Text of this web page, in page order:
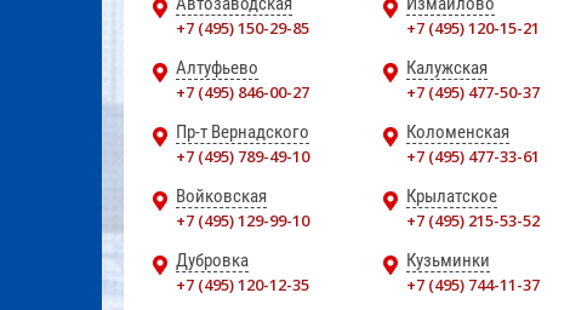
+7 (495) 150-29-85
+7 (495) 120-15-21
Алтуфьево
+7 (495) 846-00-27
Калужская
+7 (495) 477-50-37
Пр-т Вернадского
+7 (495) 789-49-10
Коломенская
+7 (495) 477-33-61
Войковская
+7 (495) 129-99-10
Крылатское
+7 (495) 215-53-52
Дубровка
+7 (495) 120-12-35
Кузьминки
+7 (495) 744-11-37